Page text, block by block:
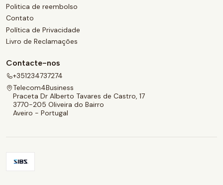
Politica de reembolso
Contato
Política de Privacidade
Livro de Reclamações
Contacte-nos
+351234737274
Telecom4Business
Praceta Dr Alberto Tavares de Castro, 17
3770-205 Oliveira do Bairro
Aveiro - Portugal